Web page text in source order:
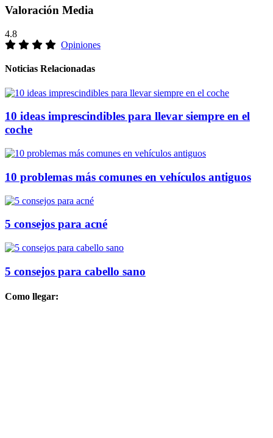
Valoración Media
4.8
Opiniones
Noticias Relacionadas
10 ideas imprescindibles para llevar siempre en el
coche
10 problemas más comunes en vehículos antiguos
5 consejos para acné
5 consejos para cabello sano
Como llegar: